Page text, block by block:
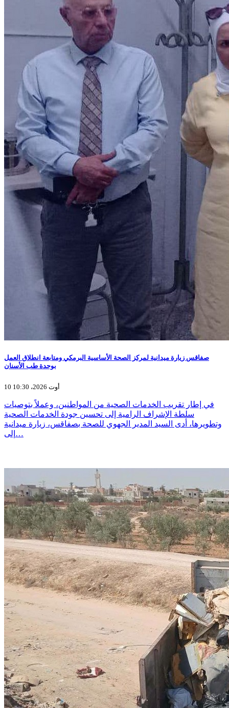
صفاقس زيارة ميدانية لمركز الصحة الأساسية البرمكي ومتابعة انطلاق العمل
بوحدة طب الأسنان
10 أوت 2026، 10:30
في إطار تقريب الخدمات الصحية من المواطنين، وعملاً بتوصيات
سلطة الإشراف الرامية إلى تحسين جودة الخدمات الصحية
وتطويرها، أدى السيد المدير الجهوي للصحة بصفاقس، زيارة ميدانية
إلى…